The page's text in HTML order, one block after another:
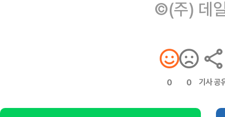
©(주) 데
0 0 기사 공